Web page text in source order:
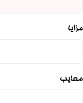
مزایا
معایب